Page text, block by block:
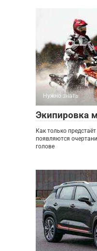
Нужно знать
Экипировка
Как только
появляются
голове